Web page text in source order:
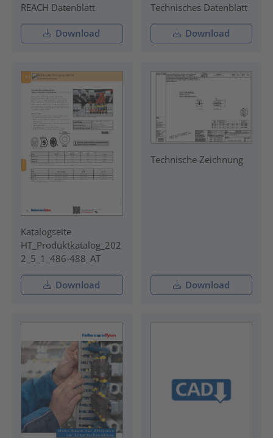
REACH Datenblatt
Download
Technisches Datenblatt
Download
Katalogseite
HT_Produktkatalog_202
2_5_1_486-488_AT
Download
Technische Zeichnung
Download